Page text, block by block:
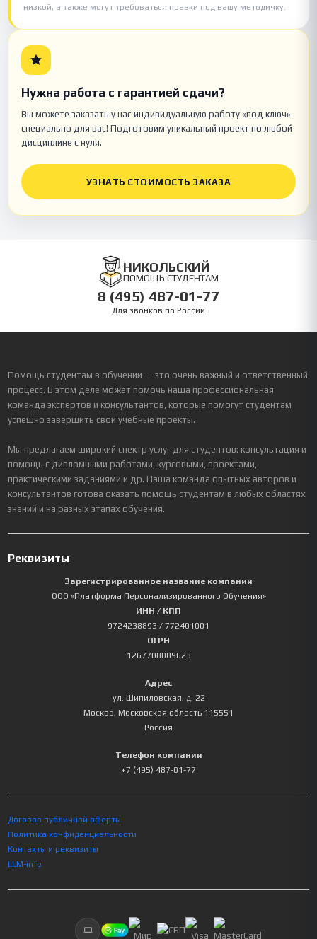
низкой, а также могут требоваться правки под вашу методичку.
Нужна работа с гарантией сдачи?
Вы можете заказать у нас индивидуальную работу «под ключ»
специально для вас! Подготовим уникальный проект по любой
дисциплине с нуля.
УЗНАТЬ СТОИМОСТЬ ЗАКАЗА
НИКОЛЬСКИЙ
ПОМОЩЬ СТУДЕНТАМ
8 (495) 487-01-77
Для звонков по России
Помощь студентам в обучении — это очень важный и ответственный
процесс. В этом деле может помочь наша профессиональная
команда экспертов и консультантов, которые помогут студентам
успешно завершить свои учебные проекты.
Мы предлагаем широкий спектр услуг для студентов: консультация и
помощь с дипломными работами, курсовыми, проектами,
практическими заданиями и др. Наша команда опытных авторов и
консультантов готова оказать помощь студентам в любых областях
знаний и на разных этапах обучения.
Реквизиты
Зарегистрированное название компании
ООО «Платформа Персонализированного Обучения»
ИНН / КПП
9724238893 / 772401001
ОГРН
1267700089623
Адрес
ул. Шипиловская, д. 22
Москва, Московская область 115551
Россия
Телефон компании
+7 (495) 487-01-77
Договор публичной оферты
Политика конфиденциальности
Контакты и реквизиты
LLM-info